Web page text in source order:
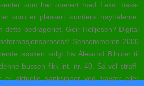
som har operert med f.eks. bass-
som er plassert «under» høyttalerne.
dette bedrageriet, Geir Helljesen? Digital
Sensommeren 2000
søsken solgt fra Ålesund Bilruter til
bussen fikk int. nr. 40. Så vel straff-
er aktuelle sanksjoner ved fravær eller